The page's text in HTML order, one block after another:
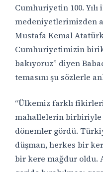
Cumhuriyetin 100.
medeniyetlerimizden
Mustafa Kemal
Cumhuriyetimizin
bakıyoruz” diyen
temasını şu sözlerle
“Ülkemiz farklı
mahallelerin birbiriyle
dönemler gördü.
düşman, herkes bir
bir kere mağdur oldu.